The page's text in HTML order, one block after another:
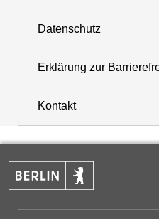
Hinweis:Zur Anzeige
+
−
Datenschutz
Erklärung zur
Kontakt